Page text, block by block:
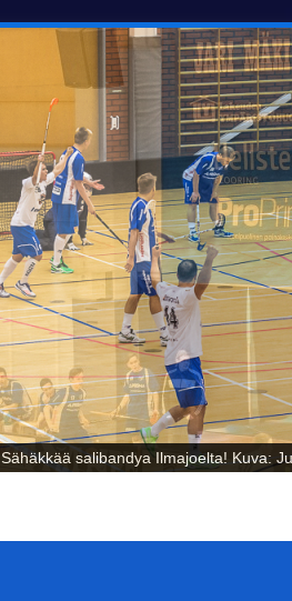
Sähäkkää salibandya Ilmajoelta! Kuva: